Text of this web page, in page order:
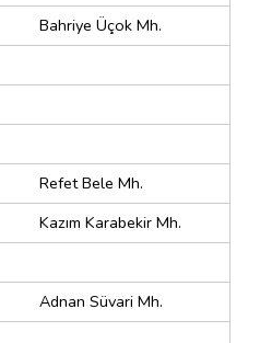
Bahriye Üçok Mh.
Refet Bele Mh.
Kazım Karabekir Mh.
Adnan Süvari Mh.